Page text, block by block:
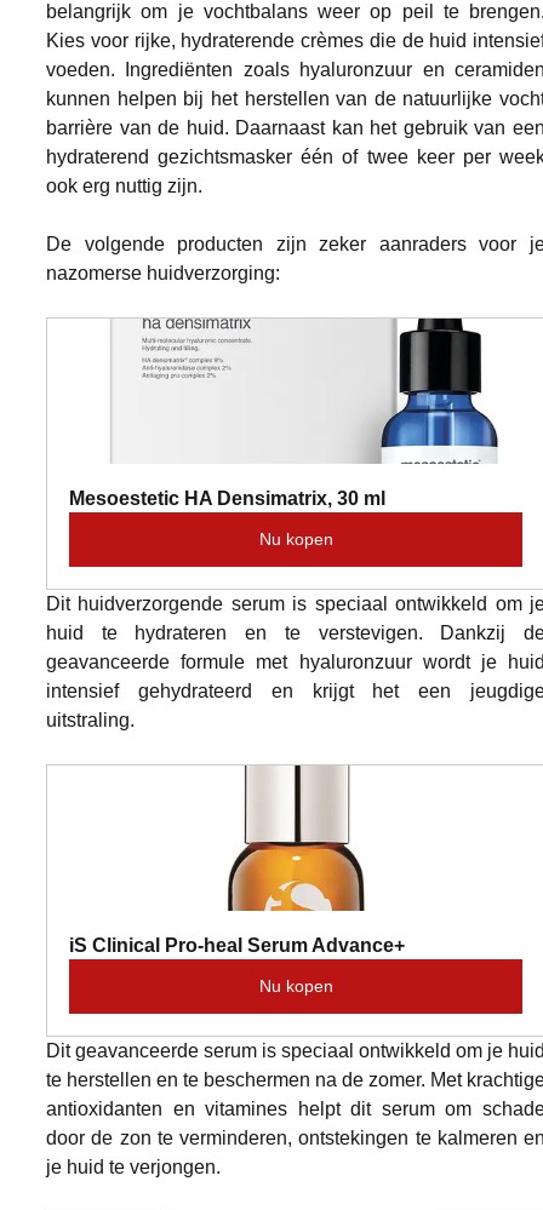
belangrijk om je vochtbalans weer op peil te
Kies voor rijke, hydraterende crèmes die de huid
voeden. Ingrediënten zoals hyaluronzuur en
kunnen helpen bij het herstellen van de natuurlijke
barrière van de huid. Daarnaast kan het gebruik van
hydraterend gezichtsmasker één of twee keer per
ook erg nuttig zijn.
De volgende producten zijn zeker aanraders voor
nazomerse huidverzorging:
Mesoestetic HA Densimatrix, 30 ml
Nu kopen
Dit huidverzorgende serum is speciaal ontwikkeld om
huid te hydrateren en te verstevigen. Dankzij
geavanceerde formule met hyaluronzuur wordt je
intensief gehydrateerd en krijgt het een
uitstraling.
iS Clinical Pro-heal Serum Advance+
Nu kopen
Dit geavanceerde serum is speciaal ontwikkeld om je
te herstellen en te beschermen na de zomer. Met
antioxidanten en vitamines helpt dit serum om
door de zon te verminderen, ontstekingen te kalmeren
je huid te verjongen.